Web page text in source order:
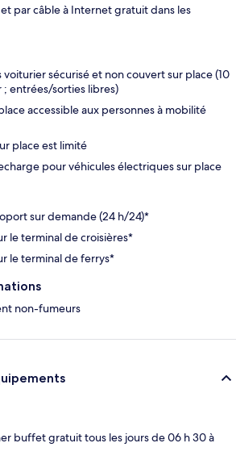
par câble à Internet gratuit dans les
voiturier sécurisé et non couvert sur place (10
; entrées/sorties libres)
accessible aux personnes à mobilité
place est limité
pour véhicules électriques sur place
sur demande (24 h/24)*
le terminal de croisières*
le terminal de ferrys*
non-fumeurs
buffet gratuit tous les jours de 06 h 30 à